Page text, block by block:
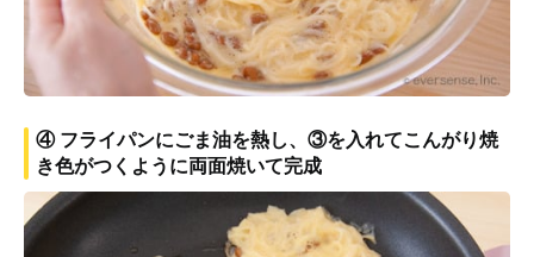
④ フライパンにごま油を熱し、③を入れてこんがり焼
き色がつくように両面焼いて完成